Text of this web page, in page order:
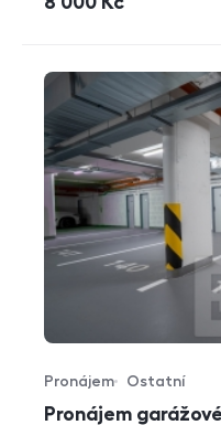
Pronájem
Typ nabídky
Pronájem
Typ nemovitosti
Ostatní